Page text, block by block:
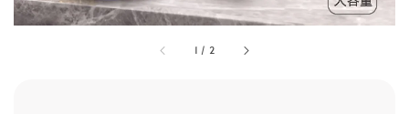
1 / 2